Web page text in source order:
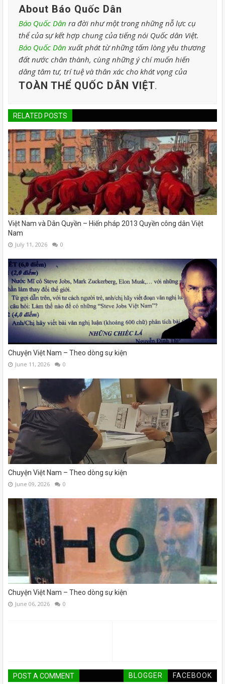
About Báo Quốc Dân
Báo Quốc Dân ra đời như một trong những nỗ lực cụ
thể của sự kết hợp chung của tiếng nói Quốc dân Việt.
Báo Quốc Dân xuất phát từ những tấm lòng yêu thương
đất nước chân thành, cùng những ý chí muốn hiến
dâng tâm tư, trí tuệ và thân xác cho khát vọng của
TOÀN THỂ QUỐC DÂN VIỆT.
RELATED POSTS
Việt Nam và Dân Quyền – Hiến pháp 2013 Quyền công dân Việt
Nam
July 11, 2026 0
Chuyện Việt Nam – Theo dòng sự kiện
June 11, 2026 0
Chuyện Việt Nam – Theo dòng sự kiện
June 09, 2026 0
Chuyện Việt Nam – Theo dòng sự kiện
June 06, 2026 0
POST A COMMENT BLOGGER FACEBOOK